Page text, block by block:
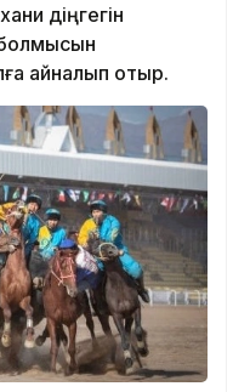
діңгегін
айналып отыр.